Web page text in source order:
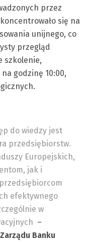
przez
się na
unijnego, co
przegląd
szkolenie,
godzinę 10:00,
do wiedzy jest
przedsiębiorstw.
Europejskich,
jak i
efektywnego
w
–
Banku